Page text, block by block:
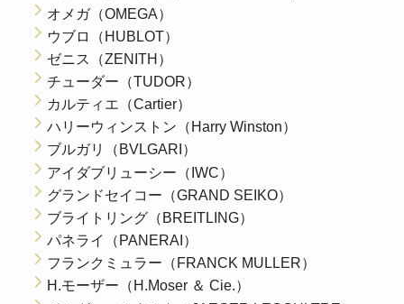
オメガ（OMEGA）
ウブロ（HUBLOT）
ゼニス（ZENITH）
チューダー（TUDOR）
カルティエ（Cartier）
ハリーウィンストン（Harry Winston）
ブルガリ（BVLGARI）
アイダブリューシー（IWC）
グランドセイコー（GRAND SEIKO）
ブライトリング（BREITLING）
パネライ（PANERAI）
フランクミュラー（FRANCK MULLER）
H.モーザー（H.Moser ＆ Cie.）